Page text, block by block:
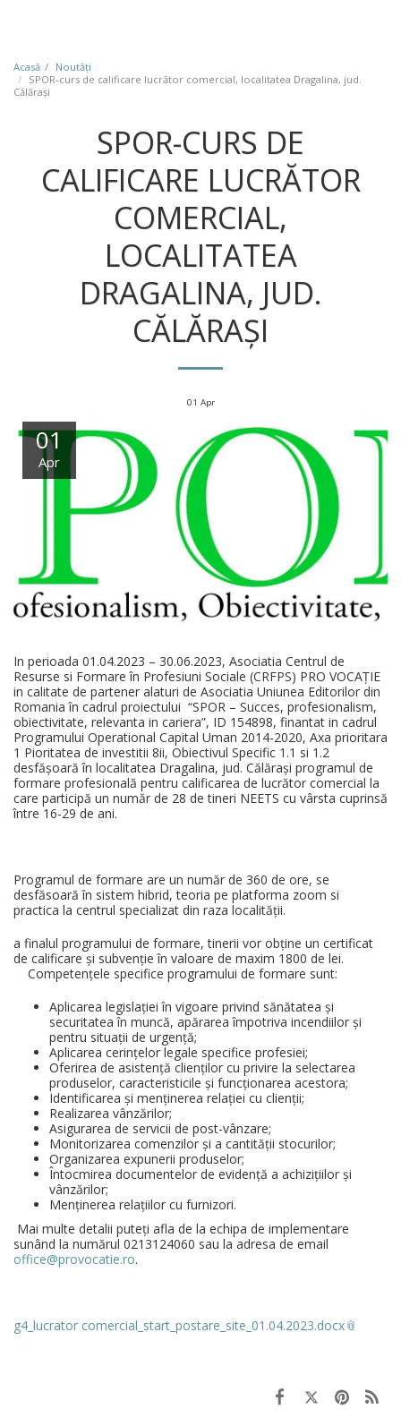
Acasă
Noutăţi
SPOR-curs de calificare lucrător comercial, localitatea Dragalina, jud.
Călărași
SPOR-CURS DE
CALIFICARE LUCRĂTOR
COMERCIAL,
LOCALITATEA
DRAGALINA, JUD.
CĂLĂRAȘI
01 Apr
01
Apr
In perioada 01.04.2023 – 30.06.2023, Asociatia Centrul de
Resurse si Formare în Profesiuni Sociale (CRFPS) PRO VOCAȚIE
in calitate de partener alaturi de Asociatia Uniunea Editorilor din
Romania în cadrul proiectului “SPOR – Succes, profesionalism,
obiectivitate, relevanta in cariera”, ID 154898, finantat in cadrul
Programului Operational Capital Uman 2014-2020, Axa prioritara
1 Pioritatea de investitii 8ii, Obiectivul Specific 1.1 si 1.2
desfășoară în localitatea Dragalina, jud. Călărași programul de
formare profesională pentru calificarea de lucrător comercial la
care participă un număr de 28 de tineri NEETS cu vârsta cuprinsă
între 16-29 de ani.
Programul de formare are un număr de 360 de ore, se
desfăsoară în sistem hibrid, teoria pe platforma zoom si
practica la centrul specializat din raza localității.
a finalul programului de formare, tinerii vor obține un certificat
de calificare și subvenție în valoare de maxim 1800 de lei.
Competențele specifice programului de formare sunt:
Aplicarea legislației în vigoare privind sănătatea și
securitatea în muncă, apărarea împotriva incendiilor și
pentru situații de urgență;
Aplicarea cerințelor legale specifice profesiei;
Oferirea de asistență clienților cu privire la selectarea
produselor, caracteristicile și funcționarea acestora;
Identificarea şi menținerea relației cu clienții;
Realizarea vânzărilor;
Asigurarea de servicii de post-vânzare;
Monitorizarea comenzilor și a cantității stocurilor;
Organizarea expunerii produselor;
Întocmirea documentelor de evidență a achizițiilor și
vânzărilor;
Menținerea relațiilor cu furnizori.
Mai multe detalii puteți afla de la echipa de implementare
sunând la numărul 0213124060 sau la adresa de email
office@provocatie.ro.
g4_lucrator comercial_start_postare_site_01.04.2023.docx